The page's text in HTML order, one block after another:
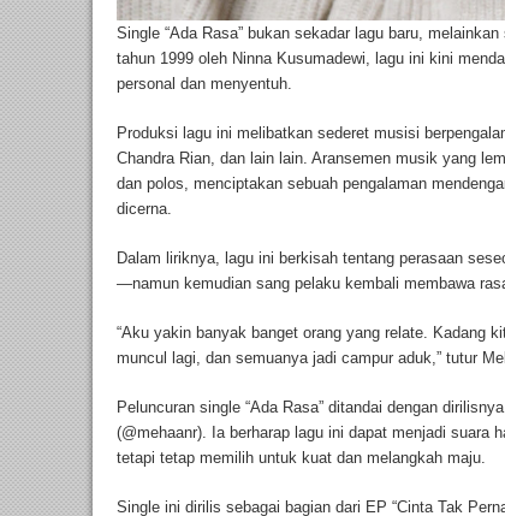
Single “Ada Rasa” bukan sekadar lagu baru,
tahun 1999 oleh Ninna Kusumadewi, lagu ini kini
personal dan menyentuh.
Produksi lagu ini melibatkan sederet musisi
Chandra Rian, dan lain lain. Aransemen musik yang
dan polos, menciptakan sebuah pengalaman
dicerna.
Dalam liriknya, lagu ini berkisah tentang perasaan
—namun kemudian sang pelaku kembali membawa
“Aku yakin banyak banget orang yang relate. Kadang
muncul lagi, dan semuanya jadi campur aduk,” tutur
Peluncuran single “Ada Rasa” ditandai dengan
(@mehaanr). Ia berharap lagu ini dapat menjadi suara
tetapi tetap memilih untuk kuat dan melangkah maju.
Single ini dirilis sebagai bagian dari EP “Cinta Tak